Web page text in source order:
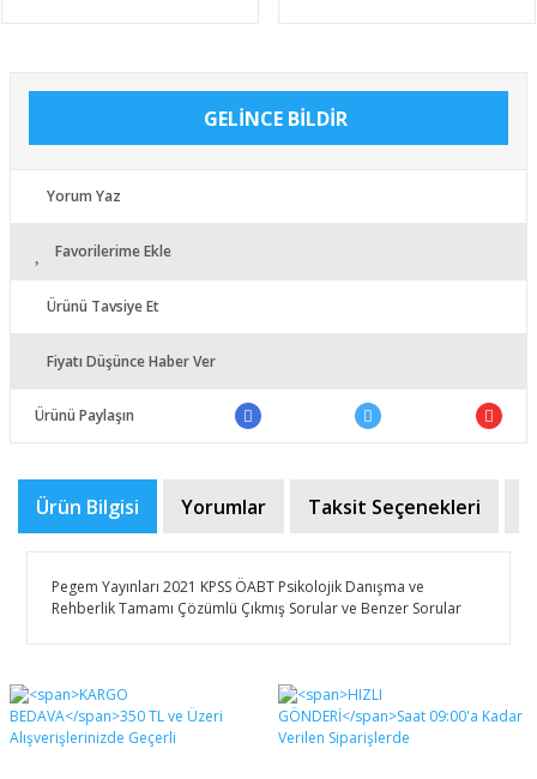
GELİNCE BİLDİR
Yorum Yaz
Favorilerime Ekle
Ürünü Tavsiye Et
Fiyatı Düşünce Haber Ver
Ürünü Paylaşın
Ürün Bilgisi Yorumlar Taksit Seçenekleri
Pegem Yayınları 2021 KPSS ÖABT Psikolojik Danışma ve
Rehberlik Tamamı Çözümlü Çıkmış Sorular ve Benzer Sorular
Bu ürüne ilk yorumu siz yapın!
Bu ürünün fiyat bilgisi, resim, ürün açıklamalarında ve
diğer konularda yetersiz gördüğünüz noktaları öneri
formunu kullanarak tarafımıza iletebilirsiniz.
Görüş ve önerileriniz için teşekkür ederiz.